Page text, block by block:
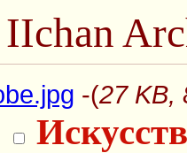
IIchan
-(27 KB,